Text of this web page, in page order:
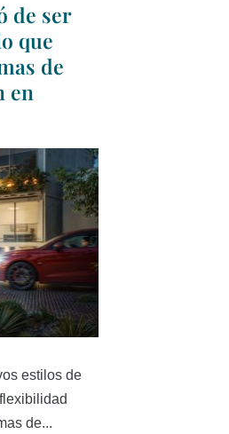
de ser
que
de
en
estilos de
de...